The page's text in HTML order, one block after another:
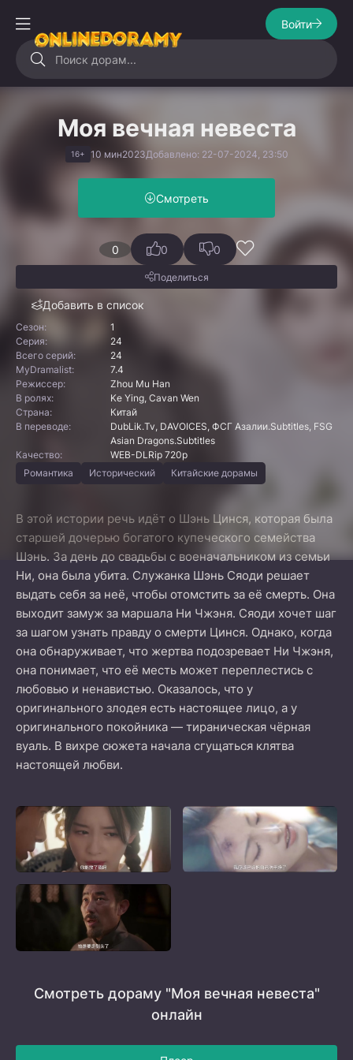
Войти
Моя вечная невеста
16+ 10 мин2023Добавлено: 22-07-2024, 23:50
Смотреть
0
Добавить в список
0 0
Поделиться
Сезон:
1
Серия:
24
Всего серий:
24
MyDramalist:
7.4
Режиссер:
Zhou Mu Han
В ролях:
Ke Ying, Cavan Wen
Страна:
Китай
В переводе:
DubLik.Tv, DAVOICES, ФСГ Азалии.Subtitles, FSG
Asian Dragons.Subtitles
Качество:
WEB-DLRip 720p
Романтика
Исторический Китайские дорамы
В этой истории речь идёт о Шэнь Цинся, которая была
старшей дочерью богатого купеческого семейства
Шэнь. За день до свадьбы с военачальником из семьи
Ни, она была убита. Служанка Шэнь Сяоди решает
выдать себя за неё, чтобы отомстить за её смерть. Она
выходит замуж за маршала Ни Чжэня. Сяоди хочет шаг
за шагом узнать правду о смерти Цинся. Однако, когда
она обнаруживает, что жертва подозревает Ни Чжэня,
она понимает, что её месть может переплестись с
любовью и ненавистью. Оказалось, что у
оригинального злодея есть настоящее лицо, а у
оригинального покойника — тираническая чёрная
вуаль. В вихре сюжета начала сгущаться клятва
настоящей любви.
Смотреть дораму "Моя вечная невеста"
онлайн